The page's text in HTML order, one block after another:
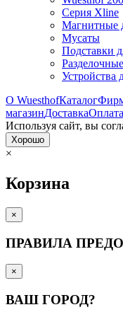
Серия Xline
Магнитные
Мусаты
Подставки
Устройства
О WuesthofКаталог
магазинДоставкаОплата
Используя сайт, вы
Хорошо
×
Корзина
×
ПРАВИЛА
×
ВАШ ГОРОД?